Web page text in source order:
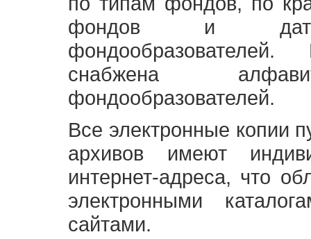
фондов и
снабжена
фондообразователей.
Все электронные копии
архивов имеют
интернет-адреса, что
электронными
сайтами.